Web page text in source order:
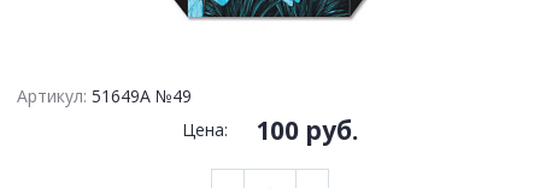
Артикул: 51649A №49
Цена:
100 руб.